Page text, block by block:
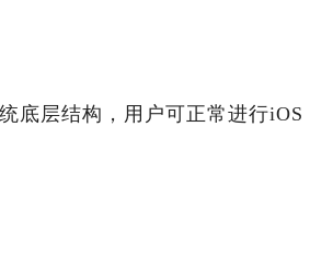
底层结构，用户可正常进行iOS